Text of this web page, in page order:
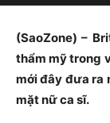
(SaoZone) –
thẩm mỹ trong
mới đây đưa ra
mặt nữ ca sĩ.